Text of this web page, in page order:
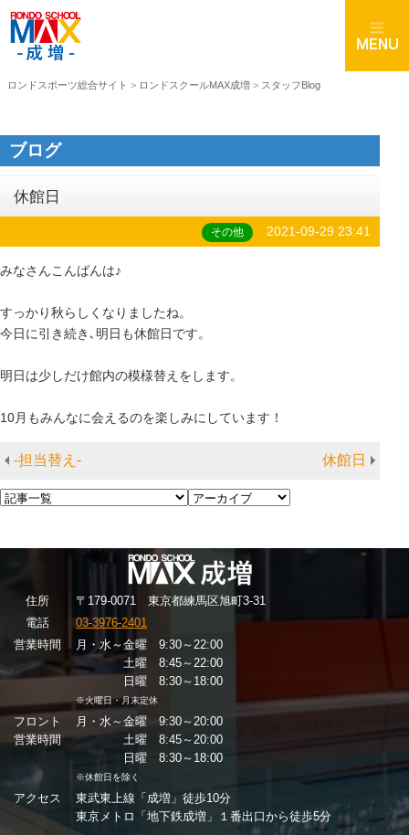
ロンドスポーツ総合サイト > ロンドスクールMAX成増 > スタッフBlog
ブログ
休館日
その他 2021-09-29 23:41
みなさんこんばんは♪
すっかり秋らしくなりましたね。
今日に引き続き､明日も休館日です。
明日は少しだけ館内の模様替えをします。
10月もみんなに会えるのを楽しみにしています！
-担当替え- 休館日
住所
〒179-0071 東京都練馬区旭町3-31
電話
03-3976-2401
営業時間
月・水～金曜 9:30～22:00
土曜 8:45～22:00
日曜 8:30～18:00
※火曜日・月末定休
フロント
営業時間
月・水～金曜 9:30～20:00
土曜 8:45～20:00
日曜 8:30～18:00
※休館日を除く
アクセス
東武東上線「成増」徒歩10分
東京メトロ「地下鉄成増」１番出口から徒歩5分